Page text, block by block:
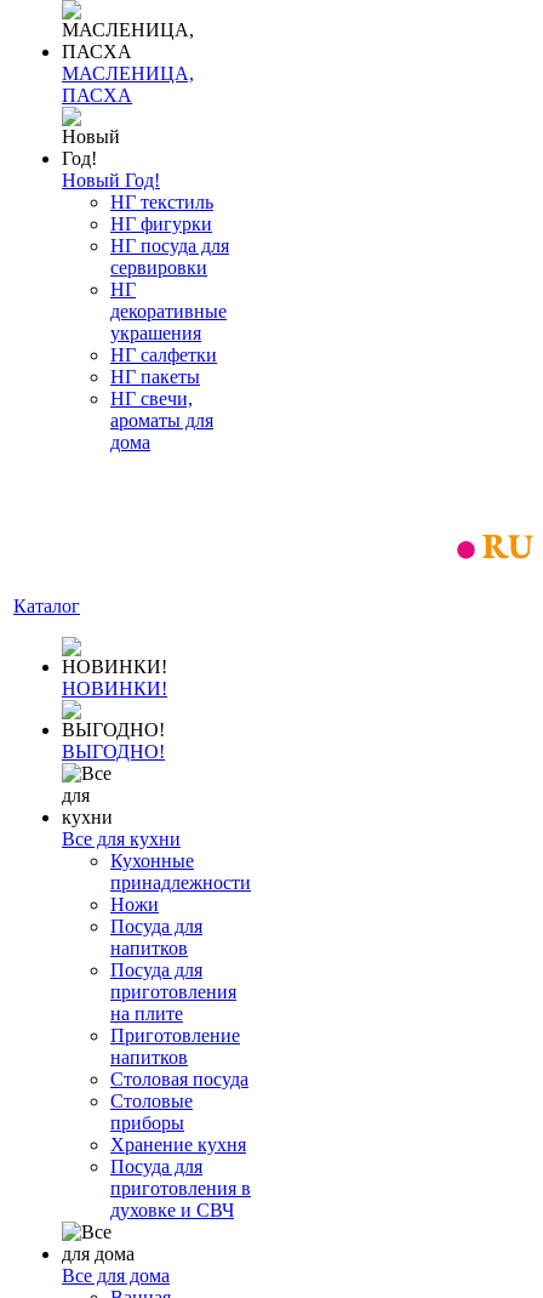
МАСЛЕНИЦА,
ПАСХА
Новый Год!
НГ текстиль
НГ фигурки
НГ посуда для
сервировки
НГ
декоративные
украшения
НГ салфетки
НГ пакеты
НГ свечи,
ароматы для
дома
Каталог
НОВИНКИ!
ВЫГОДНО!
Все для кухни
Кухонные
принадлежности
Ножи
Посуда для
напитков
Посуда для
приготовления
на плите
Приготовление
напитков
Столовая посуда
Столовые
приборы
Хранение кухня
Посуда для
приготовления в
духовке и СВЧ
Все для дома